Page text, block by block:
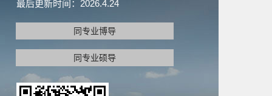
最后更新时间： 2026.4.24
同专业博导
同专业硕导